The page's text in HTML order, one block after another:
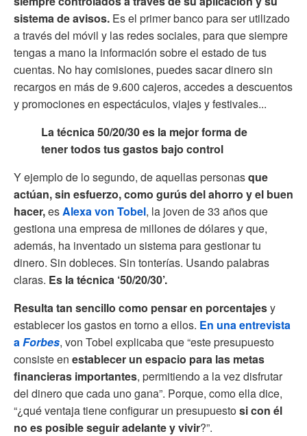
sistema de avisos. Es el primer banco para ser utilizado
a través del móvil y las redes sociales, para que siempre
tengas a mano la información sobre el estado de tus
cuentas. No hay comisiones, puedes sacar dinero sin
recargos en más de 9.600 cajeros, accedes a descuentos
y promociones en espectáculos, viajes y festivales...
La técnica 50/20/30 es la mejor forma de
tener todos tus gastos bajo control
Y ejemplo de lo segundo, de aquellas personasque
actúan, sin esfuerzo, como gurús del ahorro y el buen
hacer,esAlexa von Tobel, la joven de 33 años que
gestiona una empresa de millones de dólares y que,
además, ha inventado un sistema para gestionar tu
dinero. Sin dobleces. Sin tonterías. Usando palabras
claras. Es la técnica ‘50/20/30’.
Resulta tan sencillo como pensar en porcentajesy
establecer los gastos en torno a ellos. En una entrevista
aForbes, von Tobel explicaba que “este presupuesto
consiste en establecer un espacio para las metas
financieras importantes, permitiendo a la vez disfrutar
del dinero que cada uno gana”. Porque, como ella dice,
“¿qué ventaja tiene configurar un presupuestosi con él
no es posible seguir adelante y vivir?”.